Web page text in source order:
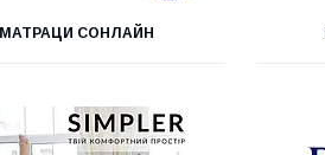
МАТРАЦИ СОНЛАЙН